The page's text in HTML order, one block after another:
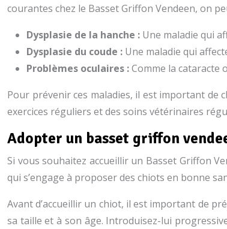
courantes chez le Basset Griffon Vendeen, on
Dysplasie de la hanche : Une maladie qui
Dysplasie du coude : Une maladie qui
Problèmes oculaires :Comme la cataracte
Pour prévenir ces maladies, il est important de
exercices réguliers et des soins vétérinaires
Adopter un basset griffon
Si vous souhaitez accueillir un Basset Griffon
qui s’engage à proposer des chiots en bonne
Avant d’accueillir un chiot, il est important de
sa taille et à son âge. Introduisez-lui